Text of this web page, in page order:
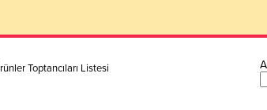
Toptancıları Listesi